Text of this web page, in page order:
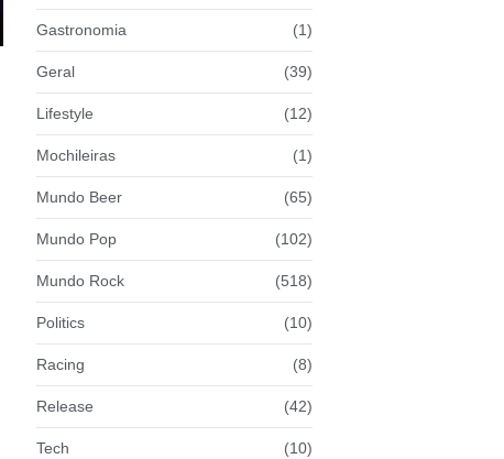
Gastronomia (1)
Geral (39)
Lifestyle (12)
Mochileiras (1)
Mundo Beer (65)
Mundo Pop (102)
Mundo Rock (518)
Politics (10)
Racing (8)
Release (42)
Tech (10)